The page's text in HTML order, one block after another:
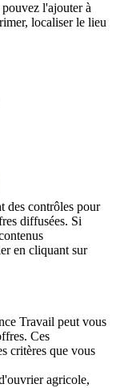
l'ajouter à
localiser le lieu
des contrôles pour
diffusées. Si
en cliquant sur
Travail peut vous
Ces
critères que vous
agricole,